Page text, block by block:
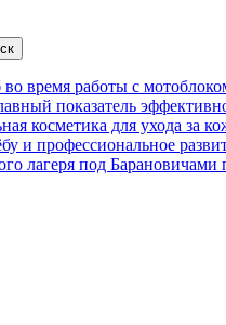
время работы с
показатель
косметика для ухода за
и профессиональное
лагеря под